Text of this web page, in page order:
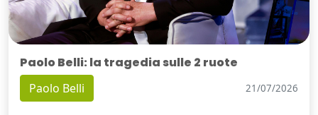
Paolo Belli: la tragedia sulle 2 ruote
Paolo Belli 21/07/2026